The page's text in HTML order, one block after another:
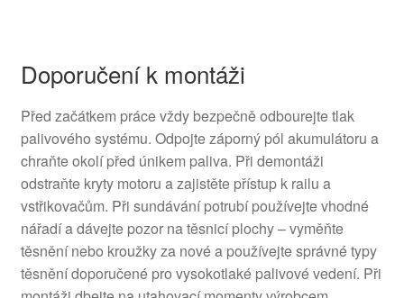
Doporučení k montáži
Před začátkem práce vždy bezpečně odbourejte tlak
palivového systému. Odpojte záporný pól akumulátoru a
chraňte okolí před únikem paliva. Při demontáži
odstraňte kryty motoru a zajistěte přístup k railu a
vstřikovačům. Při sundávání potrubí používejte vhodné
nářadí a dávejte pozor na těsnicí plochy – vyměňte
těsnění nebo kroužky za nové a používejte správné typy
těsnění doporučené pro vysokotlaké palivové vedení. Při